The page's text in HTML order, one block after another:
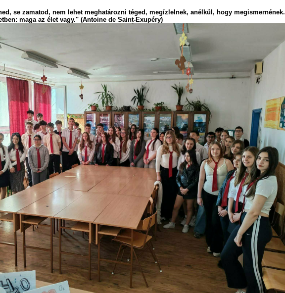
se zamatod, nem lehet meghatározni téged, megízlelnek, anélkül, hogy megismernének.
maga az élet vagy." (Antoine de Saint-Exupéry)